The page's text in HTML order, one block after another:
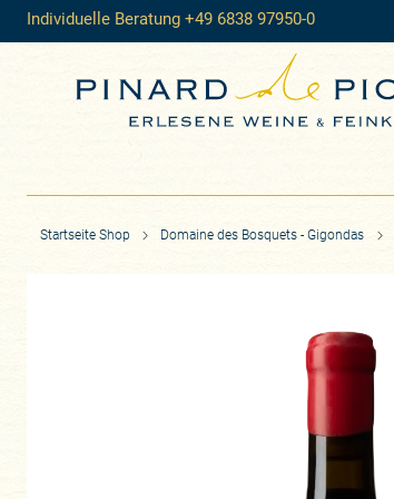
Individuelle Beratung +49 6838 97950-0
Startseite Shop Domaine des Bosquets - Gigondas